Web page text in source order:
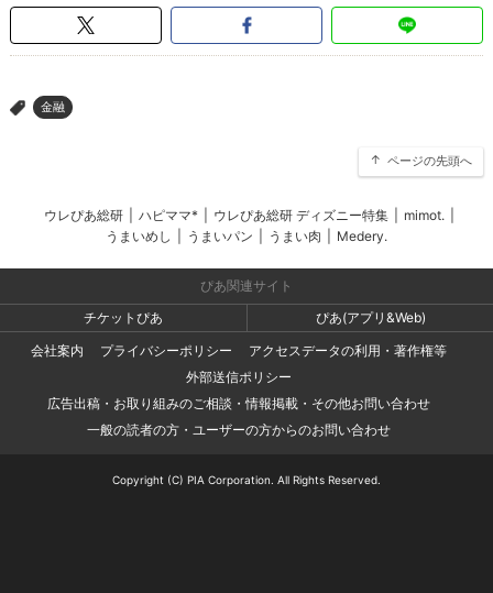
> 金融
ページの先頭へ
ウレぴあ総研 ハピママ* ウレぴあ総研 ディズニー特集 mimot.
うまいめし
うまいパン うまい肉 Medery.
ぴあ関連サイト
チケットぴあ
ぴあ(アプリ&Web)
会社案内
プライバシーポリシー
アクセスデータの利用・著作権等
外部送信ポリシー
広告出稿・お取り組みのご相談・情報掲載・その他お問い合わせ
一般の読者の方・ユーザーの方からのお問い合わせ
Copyright (C) PIA Corporation. All Rights Reserved.